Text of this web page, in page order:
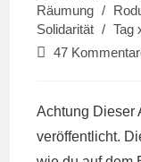
Kategorie:
Räumung /
Solidarität / Tag
Beitrags-
47
Achtung Dieser
veröffentlicht.